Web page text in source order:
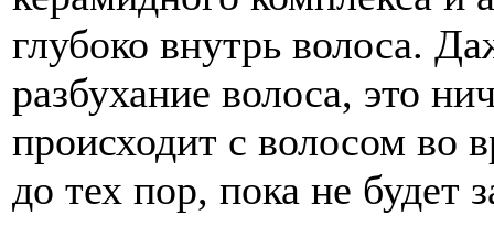
глубоко внутрь волоса.
разбухание волоса, это
происходит с волосом во
до тех пор, пока не будет